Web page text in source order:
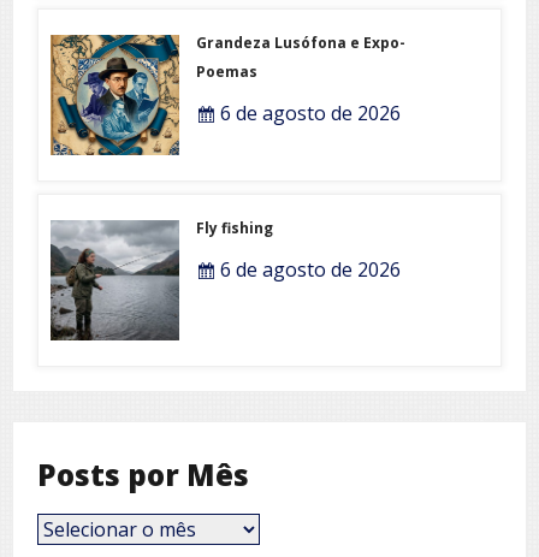
Grandeza Lusófona e Expo-
Poemas
6 de agosto de 2026
Fly fishing
6 de agosto de 2026
Posts por Mês
Posts
por